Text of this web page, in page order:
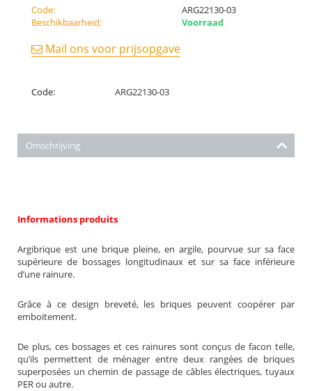
Code:
ARG22130-03
Beschikbaarheid:
Voorraad
Mail ons voor prijsopgave
Code: ARG22130-03
Omschrijving
Informations produits
Argibrique est une brique pleine, en argile, pourvue sur sa face
supérieure de bossages longitudinaux et sur sa face inférieure
d’une rainure.
Grâce à ce design breveté, les briques peuvent coopérer par
emboitement.
De plus, ces bossages et ces rainures sont conçus de facon telle,
qu’ils permettent de ménager entre deux rangées de briques
superposées un chemin de passage de câbles électriques, tuyaux
PER ou autre.